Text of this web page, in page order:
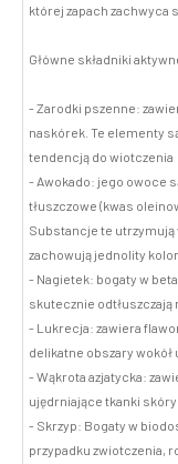
której zapach zachwyca
Główne składniki
- Zarodki pszenne:
naskórek. Te elementy
tendencją do wiotczenia
- Awokado: jego owoce
tłuszczowe (kwas
Substancje te utrzymują
zachowują jednolity
- Nagietek: bogaty w
skutecznie odtłuszczają
- Lukrecja: zawiera
delikatne obszary wokół
- Wąkrota azjatycka:
ujędrniające tkanki
- Skrzyp: Bogaty w
przypadku zwiotczenia,